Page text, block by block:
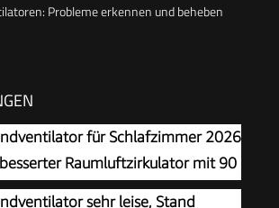
Probleme erkennen und beheben
für Schlafzimmer 2026
Raumluftzirkulator mit 90
Luftdurchsatz leisem Motor 90°
sehr leise, Stand